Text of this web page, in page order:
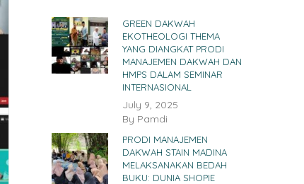
GREEN DAKWAH
EKOTHEOLOGI THEMA
YANG DIANGKAT PRODI
MANAJEMEN DAKWAH DAN
HMPS DALAM SEMINAR
INTERNASIONAL
July 9, 2025
By Pamdi
PRODI MANAJEMEN
DAKWAH STAIN MADINA
MELAKSANAKAN BEDAH
BUKU: DUNIA SHOPIE